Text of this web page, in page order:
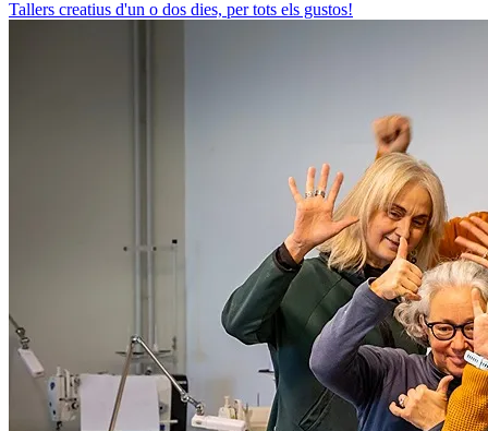
Tallers creatius d'un o dos dies, per tots els gustos!